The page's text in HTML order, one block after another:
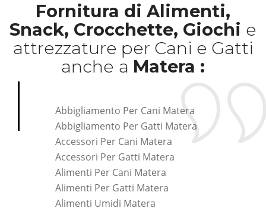
Fornitura di Alimenti,
Snack, Crocchette, Giochi e
attrezzature per Cani e Gatti
anche a Matera :
Abbigliamento Per Cani Matera
Abbigliamento Per Gatti Matera
Accessori Per Cani Matera
Accessori Per Gatti Matera
Alimenti Per Cani Matera
Alimenti Per Gatti Matera
Alimenti Umidi Matera